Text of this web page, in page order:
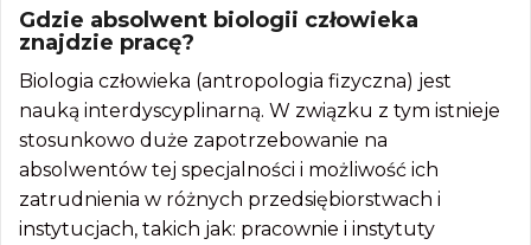
Gdzie absolwent biologii człowieka
znajdzie pracę?
Biologia człowieka (antropologia fizyczna) jest
nauką interdyscyplinarną. W związku z tym istnieje
stosunkowo duże zapotrzebowanie na
absolwentów tej specjalności i możliwość ich
zatrudnienia w różnych przedsiębiorstwach i
instytucjach, takich jak: pracownie i instytuty